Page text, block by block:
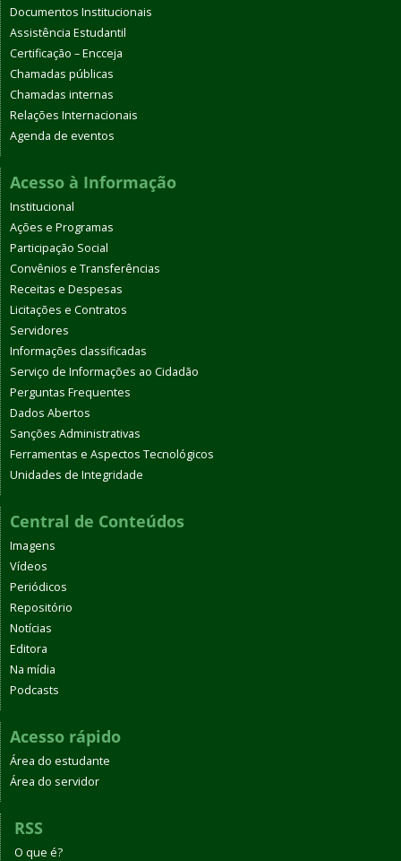
Documentos Institucionais
Assistência Estudantil
Certificação – Encceja
Chamadas públicas
Chamadas internas
Relações Internacionais
Agenda de eventos
Acesso à Informação
Institucional
Ações e Programas
Participação Social
Convênios e Transferências
Receitas e Despesas
Licitações e Contratos
Servidores
Informações classificadas
Serviço de Informações ao Cidadão
Perguntas Frequentes
Dados Abertos
Sanções Administrativas
Ferramentas e Aspectos Tecnológicos
Unidades de Integridade
Central de Conteúdos
Imagens
Vídeos
Periódicos
Repositório
Notícias
Editora
Na mídia
Podcasts
Acesso rápido
Área do estudante
Área do servidor
RSS
O que é?